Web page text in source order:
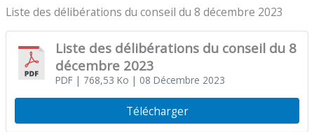
Liste des délibérations du conseil du 8 décembre 2023
Liste des délibérations du conseil du 8
décembre 2023
PDF| 768,53 Ko | 08 Décembre 2023
Télécharger